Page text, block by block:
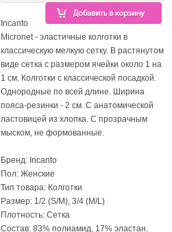
Incanto
Micronet - эластичные колготки в
классическую мелкую сетку. В растянутом
виде сетка с размером ячейки около 1 на
1 см. Колготки с классической посадкой.
Однородные по всей длине. Ширина
пояса-резинки - 2 см. С анатомической
ластовицей из хлопка. С прозрачным
мыском, не формованные.
Бренд: Incanto
Пол: Женские
Тип товара: Колготки
Размер: 1/2 (S/M), 3/4 (M/L)
Плотность: Сетка
Состав: 83% полиамид, 17% эластан,